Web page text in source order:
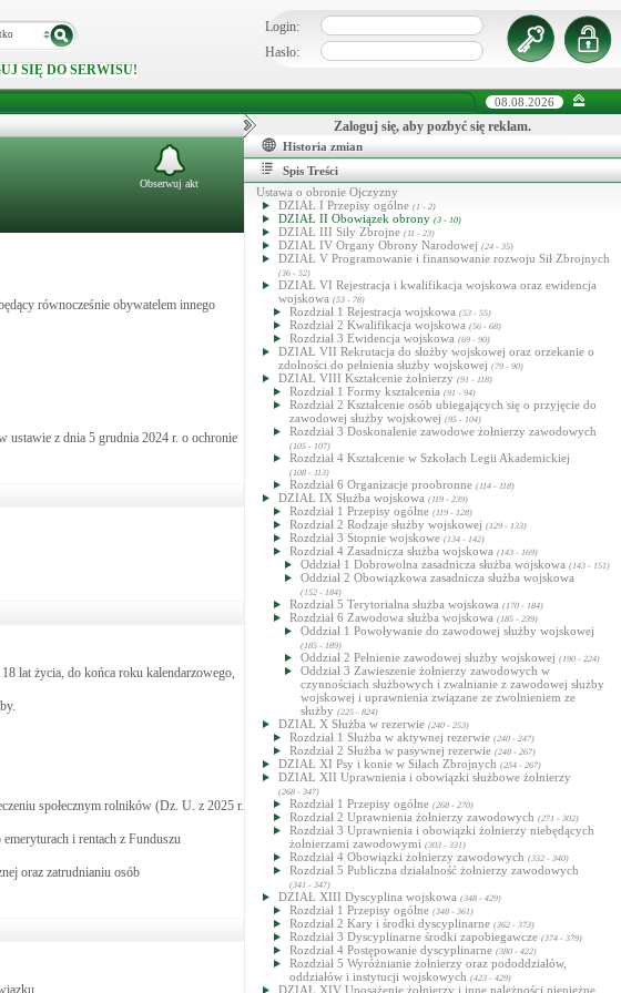
SIĘ DO SERWISU!
Login:
Hasło:
08.08.2026
Obserwuj akt
równocześnie obywatelem innego
ustawie z dnia 5 grudnia 2024 r. o ochronie
lat życia, do końca roku kalendarzowego,
społecznym rolników (Dz. U. z 2025 r.
i rentach z Funduszu
oraz zatrudnianiu osób
Zaloguj się, aby pozbyć się reklam.
Historia zmian
Spis Treści
Ustawa o obronie Ojczyzny
DZIAŁ I Przepisy ogólne (1 - 2)
DZIAŁ II Obowiązek obrony (3 - 10)
DZIAŁ III Siły Zbrojne (11 - 23)
DZIAŁ IV Organy Obrony Narodowej (24 - 35)
DZIAŁ V Programowanie i finansowanie rozwoju Sił Zbrojnych
(36 - 52)
DZIAŁ VI Rejestracja i kwalifikacja wojskowa oraz ewidencja
wojskowa (53 - 78)
Rozdział 1 Rejestracja wojskowa (53 - 55)
Rozdział 2 Kwalifikacja wojskowa (56 - 68)
Rozdział 3 Ewidencja wojskowa (69 - 90)
DZIAŁ VII Rekrutacja do służby wojskowej oraz orzekanie o
zdolności do pełnienia służby wojskowej (79 - 90)
DZIAŁ VIII Kształcenie żołnierzy (91 - 118)
Rozdział 1 Formy kształcenia (91 - 94)
Rozdział 2 Kształcenie osób ubiegających się o przyjęcie do
zawodowej służby wojskowej (95 - 104)
Rozdział 3 Doskonalenie zawodowe żołnierzy zawodowych
(105 - 107)
Rozdział 4 Kształcenie w Szkołach Legii Akademickiej
(108 - 113)
Rozdział 6 Organizacje proobronne (114 - 118)
DZIAŁ IX Służba wojskowa (119 - 239)
Rozdział 1 Przepisy ogólne (119 - 128)
Rozdział 2 Rodzaje służby wojskowej (129 - 133)
Rozdział 3 Stopnie wojskowe (134 - 142)
Rozdział 4 Zasadnicza służba wojskowa (143 - 169)
Oddział 1 Dobrowolna zasadnicza służba wojskowa (143 - 151)
Oddział 2 Obowiązkowa zasadnicza służba wojskowa
(152 - 184)
Rozdział 5 Terytorialna służba wojskowa (170 - 184)
Rozdział 6 Zawodowa służba wojskowa (185 - 239)
Oddział 1 Powoływanie do zawodowej służby wojskowej
(185 - 189)
Oddział 2 Pełnienie zawodowej służby wojskowej (190 - 224)
Oddział 3 Zawieszenie żołnierzy zawodowych w
czynnościach służbowych i zwalnianie z zawodowej służby
wojskowej i uprawnienia związane ze zwolnieniem ze
służby (225 - 824)
DZIAŁ X Służba w rezerwie (240 - 253)
Rozdział 1 Służba w aktywnej rezerwie (240 - 247)
Rozdział 2 Służba w pasywnej rezerwie (248 - 267)
DZIAŁ XI Psy i konie w Siłach Zbrojnych (254 - 267)
DZIAŁ XII Uprawnienia i obowiązki służbowe żołnierzy
(268 - 347)
Rozdział 1 Przepisy ogólne (268 - 270)
Rozdział 2 Uprawnienia żołnierzy zawodowych (271 - 302)
Rozdział 3 Uprawnienia i obowiązki żołnierzy niebędących
żołnierzami zawodowymi (303 - 331)
Rozdział 4 Obowiązki żołnierzy zawodowych (332 - 340)
Rozdział 5 Publiczna działalność żołnierzy zawodowych
(341 - 347)
DZIAŁ XIII Dyscyplina wojskowa (348 - 429)
Rozdział 1 Przepisy ogólne (348 - 361)
Rozdział 2 Kary i środki dyscyplinarne (362 - 373)
Rozdział 3 Dyscyplinarne środki zapobiegawcze (374 - 379)
Rozdział 4 Postępowanie dyscyplinarne (380 - 422)
Rozdział 5 Wyróżnianie żołnierzy oraz pododdziałów,
oddziałów i instytucji wojskowych (423 - 429)
DZIAŁ XIV Uposażenie żołnierzy i inne należności pieniężne